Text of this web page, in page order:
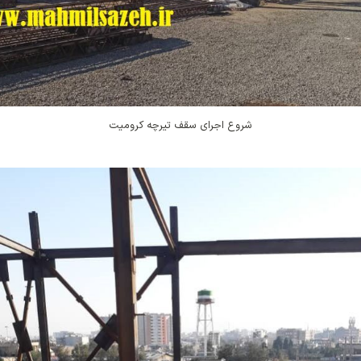
شروع اجرای سقف تیرچه کرومیت